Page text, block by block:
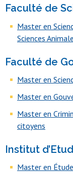
Faculté de
Master en
Sciences
Faculté de
Master en
Master en
Master en
citoyens
Institut
Master en